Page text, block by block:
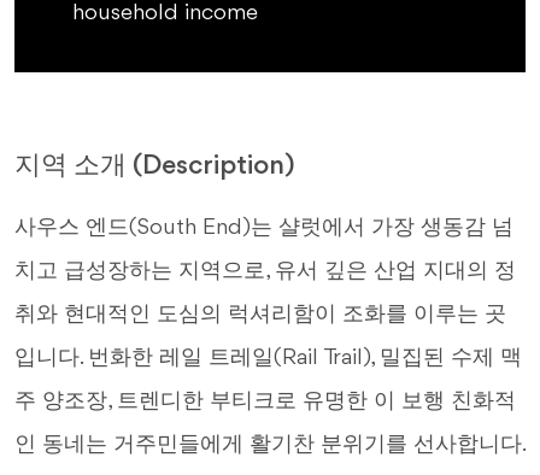
household income
지역 소개 (Description)
사우스 엔드(South End)는 샬럿에서 가장 생동감 넘
치고 급성장하는 지역으로, 유서 깊은 산업 지대의 정
취와 현대적인 도심의 럭셔리함이 조화를 이루는 곳
입니다. 번화한 레일 트레일(Rail Trail), 밀집된 수제 맥
주 양조장, 트렌디한 부티크로 유명한 이 보행 친화적
인 동네는 거주민들에게 활기찬 분위기를 선사합니다.